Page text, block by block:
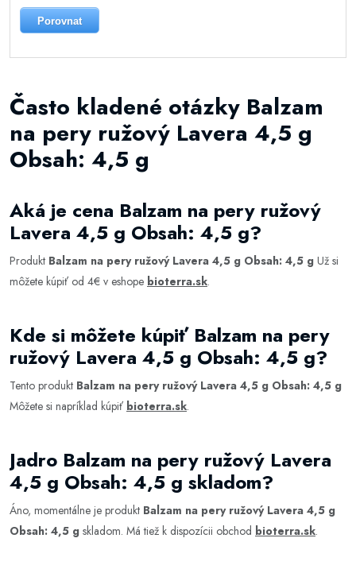
Porovnat
Často kladené otázky Balzam
na pery ružový Lavera 4,5 g
Obsah: 4,5 g
Aká je cena Balzam na pery ružový
Lavera 4,5 g Obsah: 4,5 g?
Produkt Balzam na pery ružový Lavera 4,5 g Obsah: 4,5 g Už si
môžete kúpiť od 4€ v eshope bioterra.sk.
Kde si môžete kúpiť Balzam na pery
ružový Lavera 4,5 g Obsah: 4,5 g?
Tento produkt Balzam na pery ružový Lavera 4,5 g Obsah: 4,5 g
Môžete si napríklad kúpiť bioterra.sk.
Jadro Balzam na pery ružový Lavera
4,5 g Obsah: 4,5 g skladom?
Áno, momentálne je produkt Balzam na pery ružový Lavera 4,5 g
Obsah: 4,5 g skladom. Má tiež k dispozícii obchod bioterra.sk.